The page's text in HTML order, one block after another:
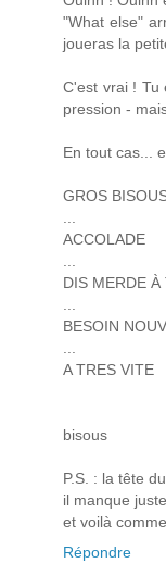
"What else"
joueras la
C'est vrai ! Tu
pression -
En tout cas...
GROS
ACCOLADE
DIS MERDE À
BESOIN
A TRES VITE
bisous
P.S. : la tête
il manque
et voilà
Répondre